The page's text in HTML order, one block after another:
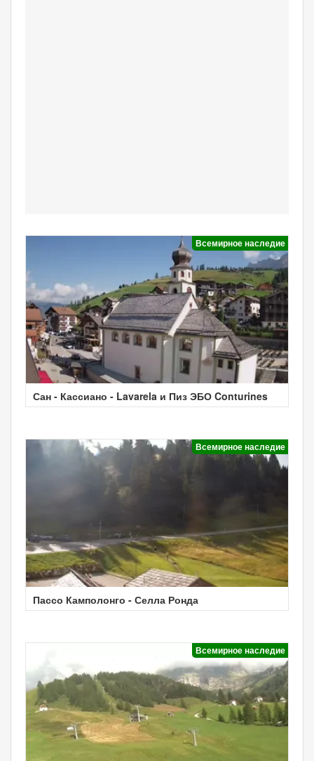
Всемирное наследие
Сан - Кассиано - Lavarela и Пиз ЭБО Conturines
Всемирное наследие
Пассо Камполонго - Селла Ронда
Всемирное наследие